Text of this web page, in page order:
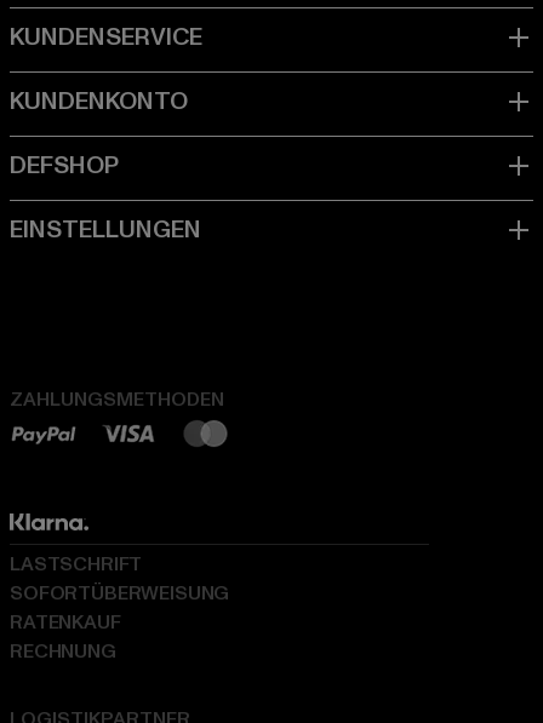
ZAHLUNGSMETHODEN
LASTSCHRIFT
SOFORTÜBERWEISUNG
RATENKAUF
RECHNUNG